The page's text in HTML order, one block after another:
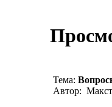
Тема:
Автор: